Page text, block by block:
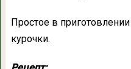
Простое в
курочки.